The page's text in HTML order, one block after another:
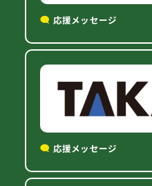
応援メッセージ
応援メッセージ